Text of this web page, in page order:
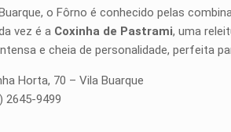
o Fôrno é conhecido pelas
vez é a Coxinha de Pastrami, uma
e cheia de personalidade, perfeita
Horta, 70 – Vila Buarque
2645-9499